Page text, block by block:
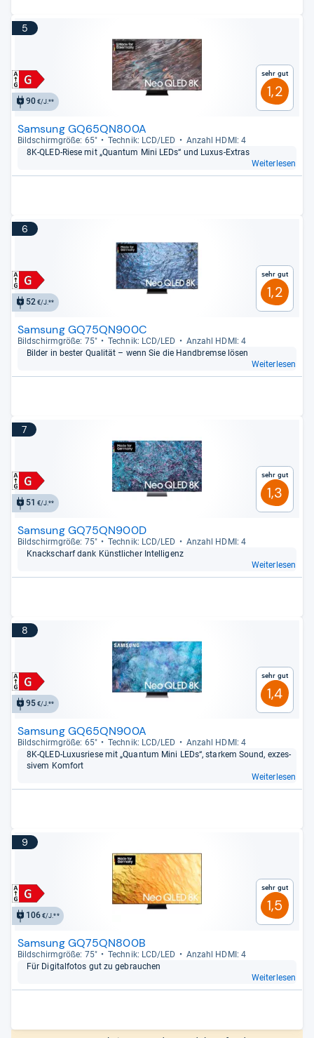
5
90€/J.**
Sehr gut
1,2
Samsung GQ65QN800A
Bild­schirm­größe: 65" Tech­nik: LCD/LED
Anzahl HDMI: 4
8K-​QLED-​Riese mit „Quan­tum Mini LEDs“ und Luxus-​Extras
Weiterlesen
6
52€/J.**
Sehr gut
1,2
Samsung GQ75QN900C
Bild­schirm­größe: 75" Tech­nik: LCD/LED
Anzahl HDMI: 4
Bil­der in bes­ter Qua­li­tät – wenn Sie die Hand­bremse lösen
Weiterlesen
7
51 €/J.**
Sehr gut
1,3
Samsung GQ75QN900D
Bild­schirm­größe: 75" Tech­nik: LCD/LED
Anzahl HDMI: 4
Knack­scharf dank Künst­li­cher Intel­li­genz
Weiterlesen
8
95€/J.**
Sehr gut
1,4
Samsung GQ65QN900A
Bild­schirm­größe: 65" Tech­nik: LCD/LED
Anzahl HDMI: 4
8K-​QLED-​Luxus­riese mit „Quan­tum Mini LEDs“, star­kem Sound, exzes­
si­vem Kom­fort
Weiterlesen
9
106 €/J.**
Sehr gut
1,5
Samsung GQ75QN800B
Bild­schirm­größe: 75" Tech­nik: LCD/LED
Anzahl HDMI: 4
Für Digi­tal­fo­tos gut zu gebrau­chen
Weiterlesen